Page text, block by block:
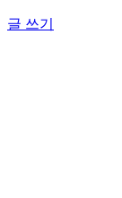
글 쓰기